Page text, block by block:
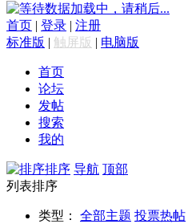
数据加载中，请稍后...
首页 | 登录 | 注册
标准版 | 触屏版 | 电脑版
首页
论坛
发帖
搜索
我的
排序 导航 顶部
列表排序
类型： 全部主题 投票热帖